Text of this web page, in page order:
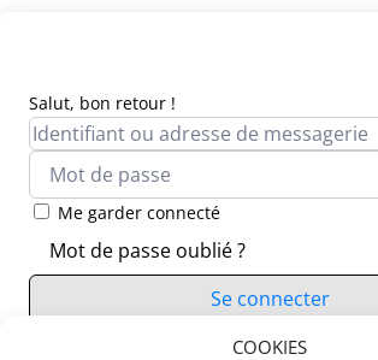
COOKIES
Salut, bon retour !
Me garder connecté
Mot de passe oublié ?
Se connecter
Vous n’avez pas de compte ?